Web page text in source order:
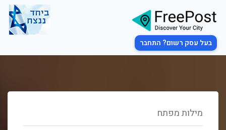
בעל עסק רשום? התחבר